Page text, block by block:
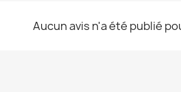
Aucun avis n'a été publié